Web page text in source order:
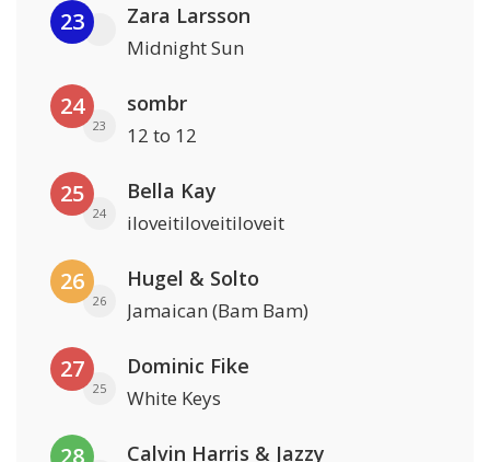
23 Zara Larsson
Midnight Sun
24
23
sombr
12 to 12
25
24
Bella Kay
iloveitiloveitiloveit
26
26
Hugel & Solto
Jamaican (Bam Bam)
27
25
Dominic Fike
White Keys
Calvin Harris & Jazzy